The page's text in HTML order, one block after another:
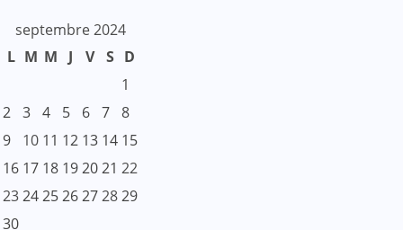
septembre 2024
L M M J V S D
1
2 3 4 5 6 7 8
9
10 11 12 13 14 15
16 17 18 192021 22
23242526272829
30